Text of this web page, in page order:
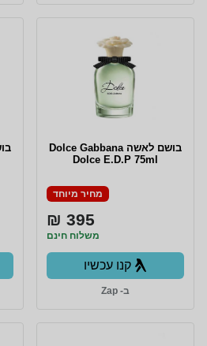
בושם לאשה Dolce Gabbana
Dolce E.D.P 75ml
מחיר מיוחד
395 ₪
משלוח חינם
קנו עכשיו
ב- Zap